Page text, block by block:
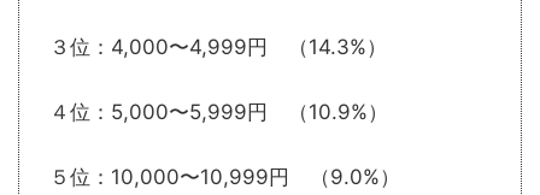
３位：4,000〜4,999円 （14.3%）
４位：5,000〜5,999円 （10.9%）
５位：10,000〜10,999円 （9.0%）